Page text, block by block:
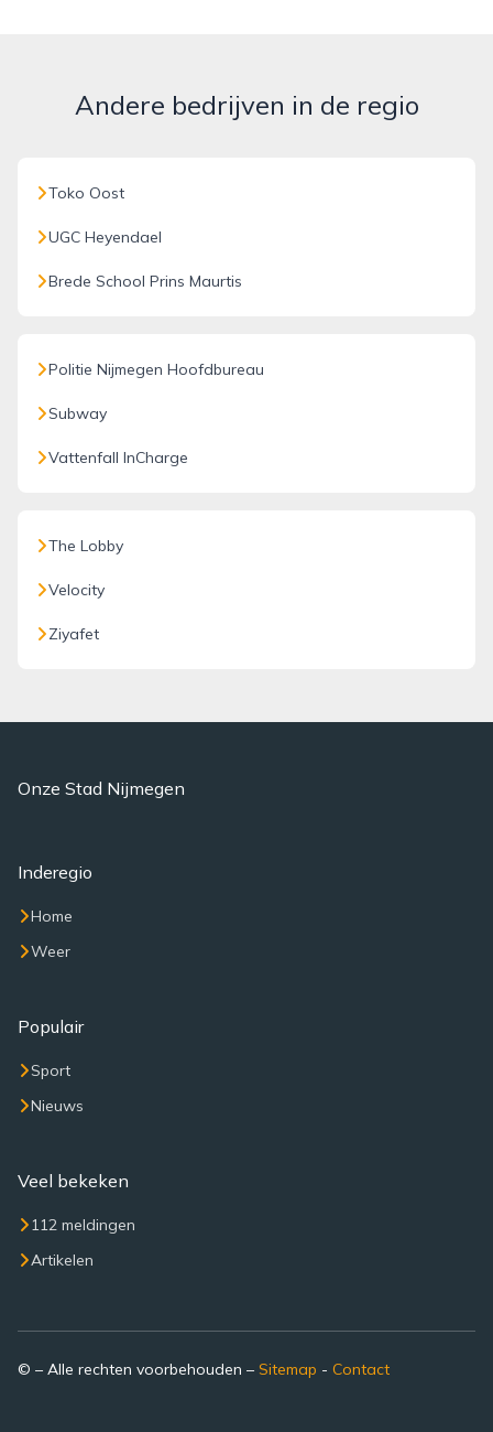
Andere bedrijven in de regio
Toko Oost
UGC Heyendael
Brede School Prins Maurtis
Politie Nijmegen Hoofdbureau
Subway
Vattenfall InCharge
The Lobby
Velocity
Ziyafet
Onze Stad Nijmegen
Inderegio
Home
Weer
Populair
Sport
Nieuws
Veel bekeken
112 meldingen
Artikelen
© – Alle rechten voorbehouden – Sitemap - Contact